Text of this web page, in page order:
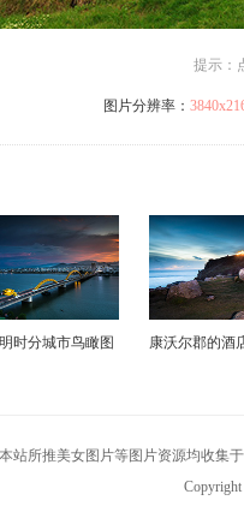
提示：
图片分辨率：
时分城市鸟瞰图 康沃尔郡的酒
本站所推美女图片等图片资源均收集